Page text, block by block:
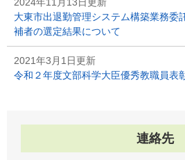
大東市出退勤管理システム構築業務委
補者の選定結果について
2021年3月1日更新
令和２年度文部科学大臣優秀教職員表
連絡先